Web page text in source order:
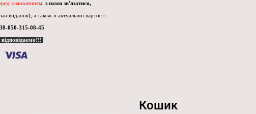
замовленням, з нами зв'язатися,
видання), а також її актуальної вартості.
050-315-08-45
відповідаємо!!!
Кошик